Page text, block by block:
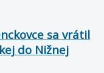
sa vrátil
do Nižnej